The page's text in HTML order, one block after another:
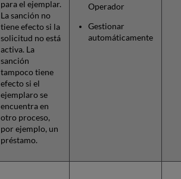
para el ejemplar.
La sanción no
tiene efecto si la
solicitud no está
activa. La
sanción
tampoco tiene
efecto si el
ejemplaro se
encuentra en
otro proceso,
por ejemplo, un
préstamo.
Operador
Gestionar
automáticamente